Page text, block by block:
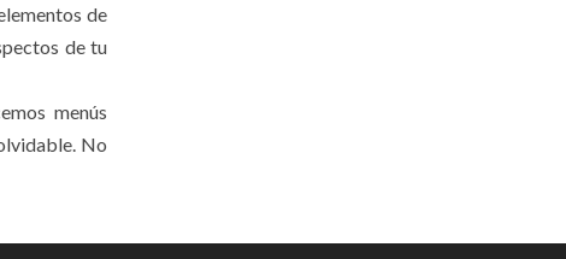
de
de tu
menús
No